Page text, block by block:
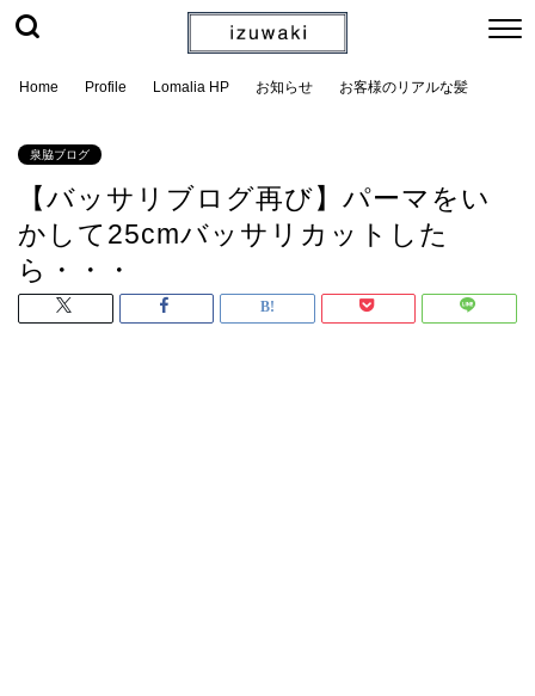
Home Profile Lomalia HP お知らせ お客様のリアルな髪
泉脇ブログ
【バッサリブログ再び】パーマをい
かして25cmバッサリカットした
ら・・・